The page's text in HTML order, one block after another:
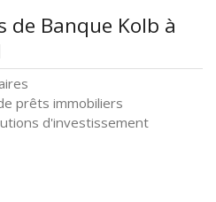
de Banque Kolb à
prêts immobiliers
d'investissement